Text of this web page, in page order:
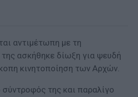
αντιμέτωπη με τη
ασκήθηκε δίωξη για ψευδή
κινητοποίηση των Αρχών.
της και παραλίγο